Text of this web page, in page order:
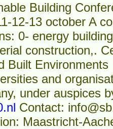
Building
12-13 october A
0- energy
construction,.
Built
and
under auspices
Contact:
Maastricht-